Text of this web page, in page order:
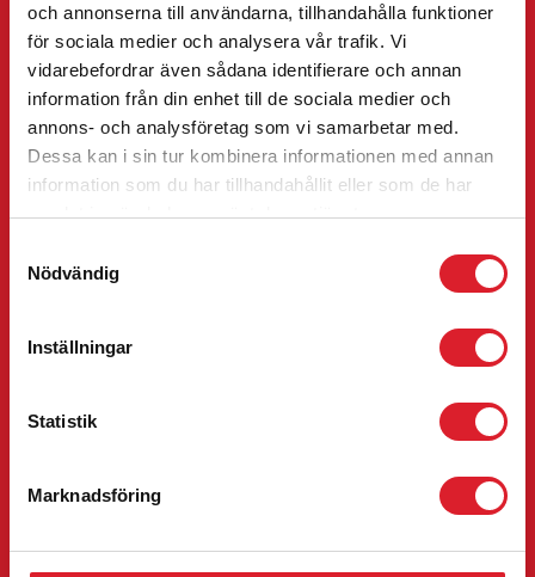
och annonserna till användarna, tillhandahålla funktioner
för sociala medier och analysera vår trafik. Vi
vidarebefordrar även sådana identifierare och annan
information från din enhet till de sociala medier och
annons- och analysföretag som vi samarbetar med.
Dessa kan i sin tur kombinera informationen med annan
information som du har tillhandahållit eller som de har
samlat in när du har använt deras tjänster.
Nödvändig
Inställningar
Statistik
Marknadsföring
Travel with
Inlandsbanan
Timetables
Train Route
Traffic information
My reservations
SE-831 27